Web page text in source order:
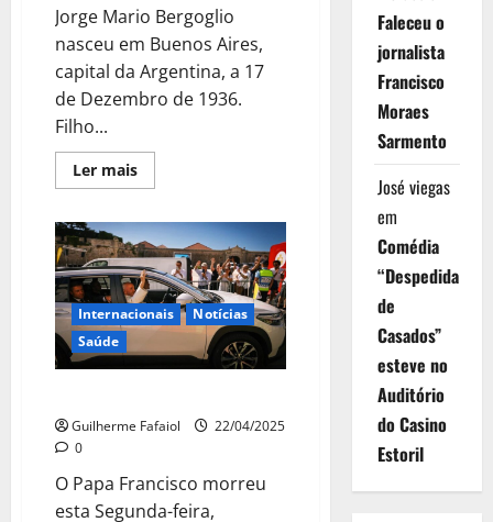
Jorge Mario Bergoglio
nasceu em Buenos Aires,
capital da Argentina, a 17
de Dezembro de 1936.
Filho...
Ler maisLeia
mais
Francisco:
de
Bueno
Aires
ao
Vaticano
Internacionais
Notícias
Saúde
Guilherme Fafaiol
22/04/2025
0
O Papa Francisco morreu
esta Segunda-feira,
Faleceu o
jornalista
Francisco
Moraes
Sarmento
José viegas
em
Comédia
“Despedida
de
Casados”
esteve no
Auditório
do Casino
Estoril